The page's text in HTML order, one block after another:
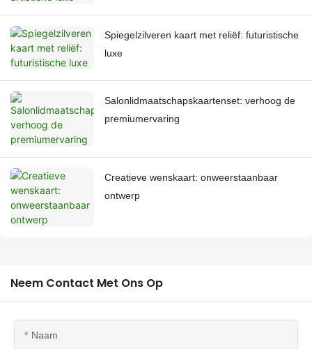
Spiegelzilveren kaart met reliëf: futuristische
luxe
Salonlidmaatschapskaartenset: verhoog de
premiumervaring
Creatieve wenskaart: onweerstaanbaar
ontwerp
Neem Contact Met Ons Op
Naam